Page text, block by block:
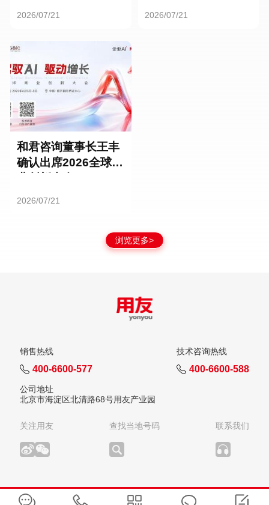
2026/07/21 2026/07/21
和君咨询董事长王丰
确认出席2026全球商
2026/07/21
浏览更多>
销售热线
400-6600-577
技术咨询热线
400-6600-588
公司地址
北京市海淀区北清路68号用友产业园
关注用友 查找当地号码 联系我们
版权所有：用友网络科技股份有限公司